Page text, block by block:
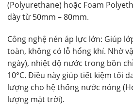
(Polyurethane) hoặc Foam
dày từ 50mm – 80mm.
Công nghệ nén áp lực lớn: Giúp
toàn, không có lỗ hổng khí. Nhờ
ngày), nhiệt độ nước trong bồn
10°C. Điều này giúp tiết kiệm tối
lượng cho hệ thống nước nóng
lượng mặt trời).